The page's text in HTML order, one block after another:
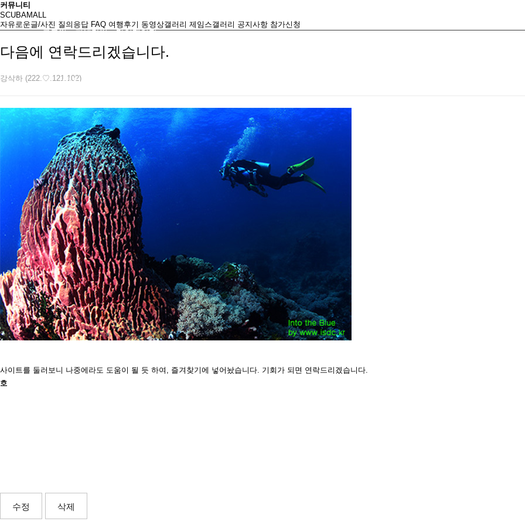
로그인 회원가입 마이페이지
인천스쿠버
커뮤니티
SCUBAMALL
자유로운글/사진 질의응답 FAQ 여행후기 동영상갤러리 제임스갤러리 공지사항 참가신청
다음에 연락드리겠습니다.
강삭하 (222.♡.121.102)
사이트를 둘러보니 나중에라도 도움이 될 듯 하여, 즐겨찾기에 넣어놨습니다. 기회가 되면 연락드리겠습니다.
수정 삭제